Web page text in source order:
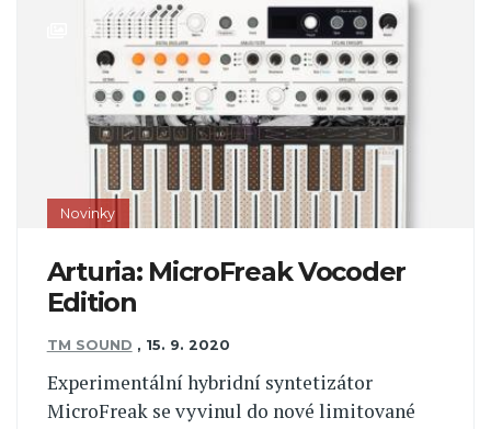
Novinky
Arturia: MicroFreak Vocoder
Edition
TM SOUND , 15. 9. 2020
Experimentální hybridní syntetizátor
MicroFreak se vyvinul do nové limitované